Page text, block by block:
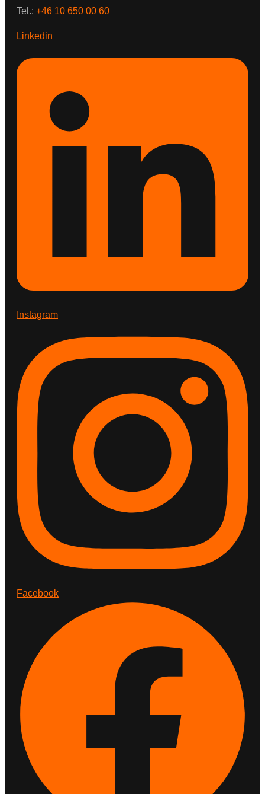
Tel.: +46 10 650 00 60
Linkedin
Instagram
Facebook